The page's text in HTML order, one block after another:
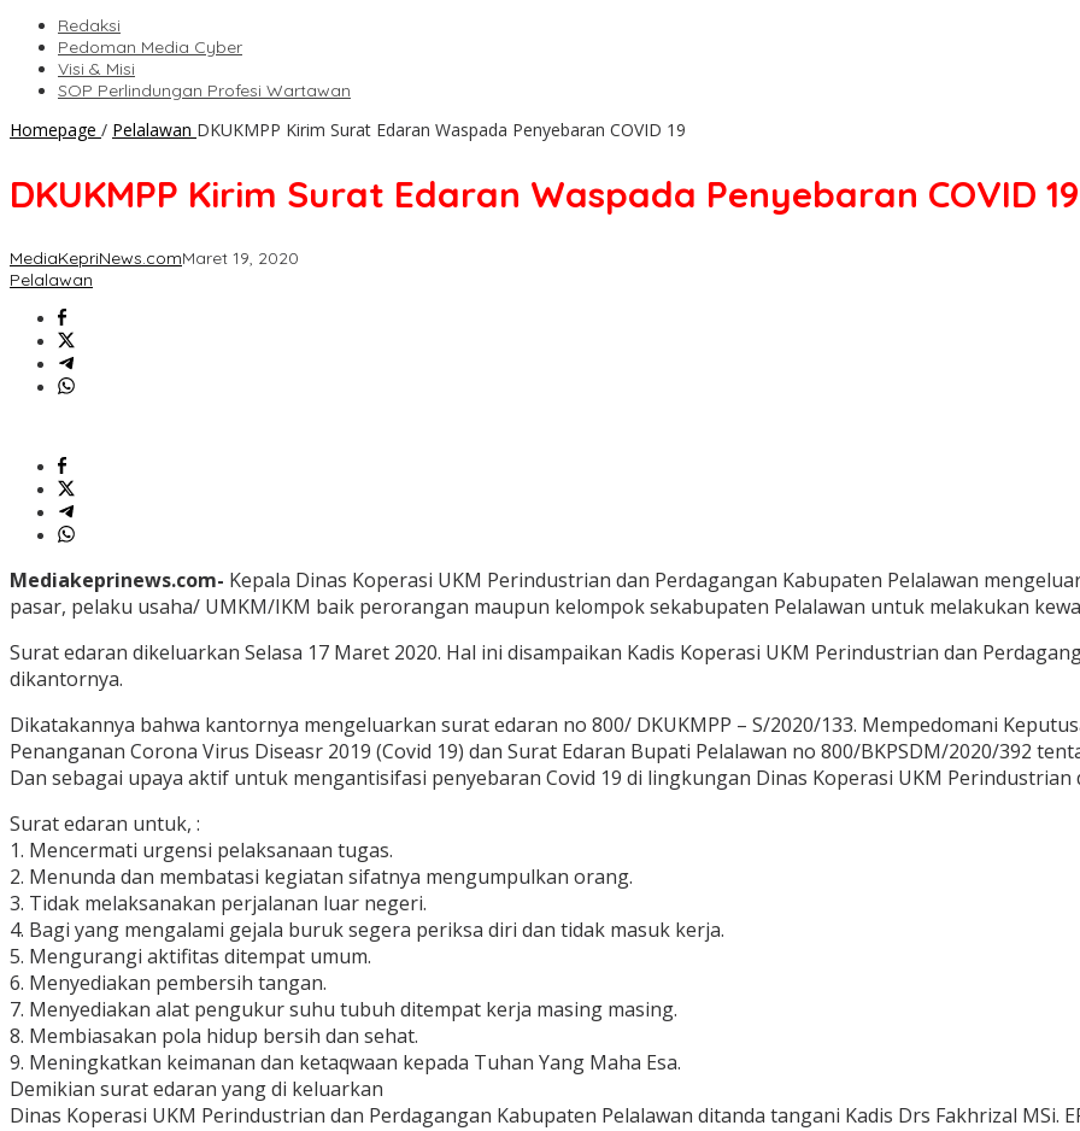
Redaksi
Pedoman Media Cyber
Visi & Misi
SOP Perlindungan Profesi Wartawan
Homepage / Pelalawan DKUKMPP Kirim Surat Edaran Waspada Penyebaran COVID 19
DKUKMPP Kirim Surat Edaran Waspada Penyebaran COVID 19
MediaKepriNews.comMaret 19, 2020
Pelalawan
Mediakeprinews.com- Kepala Dinas Koperasi UKM Perindustrian dan Perdagangan Kabupaten Pelalawan
pasar, pelaku usaha/ UMKM/IKM baik perorangan maupun kelompok sekabupaten Pelalawan untuk melakukan
Surat edaran dikeluarkan Selasa 17 Maret 2020. Hal ini disampaikan Kadis Koperasi UKM Perindustrian dan
dikantornya.
Dikatakannya bahwa kantornya mengeluarkan surat edaran no 800/ DKUKMPP – S/2020/133. Mempedomani
Penanganan Corona Virus Diseasr 2019 (Covid 19) dan Surat Edaran Bupati Pelalawan no 800/BKPSDM/2020/392
Dan sebagai upaya aktif untuk mengantisifasi penyebaran Covid 19 di lingkungan Dinas Koperasi UKM Perindustrian
Surat edaran untuk, :
1. Mencermati urgensi pelaksanaan tugas.
2. Menunda dan membatasi kegiatan sifatnya mengumpulkan orang.
3. Tidak melaksanakan perjalanan luar negeri.
4. Bagi yang mengalami gejala buruk segera periksa diri dan tidak masuk kerja.
5. Mengurangi aktifitas ditempat umum.
6. Menyediakan pembersih tangan.
7. Menyediakan alat pengukur suhu tubuh ditempat kerja masing masing.
8. Membiasakan pola hidup bersih dan sehat.
9. Meningkatkan keimanan dan ketaqwaan kepada Tuhan Yang Maha Esa.
Demikian surat edaran yang di keluarkan
Dinas Koperasi UKM Perindustrian dan Perdagangan Kabupaten Pelalawan ditanda tangani Kadis Drs Fakhrizal MSi.